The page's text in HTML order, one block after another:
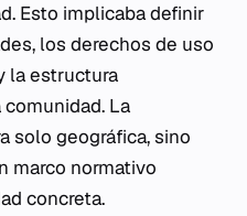
Esto implicaba definir
los derechos de uso
la estructura
La
solo geográfica, sino
marco normativo
concreta.